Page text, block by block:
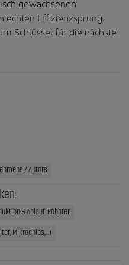
echten Effizienzsprung.
Schlüssel für die nächste
/ Autors
& Ablauf: Roboter
Mikrochips,...)